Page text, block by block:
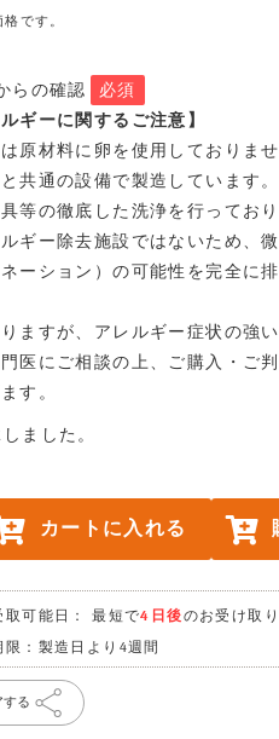
です。
らの確認
必須
ルギーに関するご注意】
原材料に卵を使用しておりま
共通の設備で製造しています。
等の徹底した洗浄を行ってお
ギー除去施設ではないため、
ーション）の可能性を完全に
ますが、アレルギー症状の強
医にご相談の上、ご購入・ご
す。
ました。
カートに入れる
取可能日： 最短で4日後のお受け取
限：製造日より4週間
する